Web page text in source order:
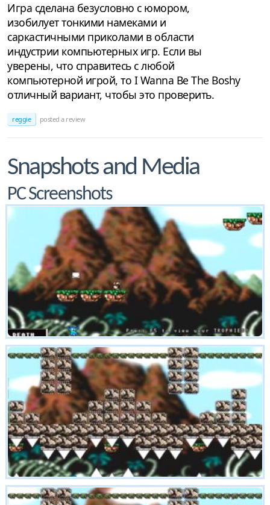
Игра сделана безусловно с юмором,
изобилует тонкими намеками и
саркастичными приколами в области
индустрии компьютерных игр. Если вы
уверены, что справитесь с любой
компьютерной игрой, то I Wanna Be The Boshy
отличный вариант, чтобы это проверить.
reggie posted a review
Snapshots and Media
PC Screenshots